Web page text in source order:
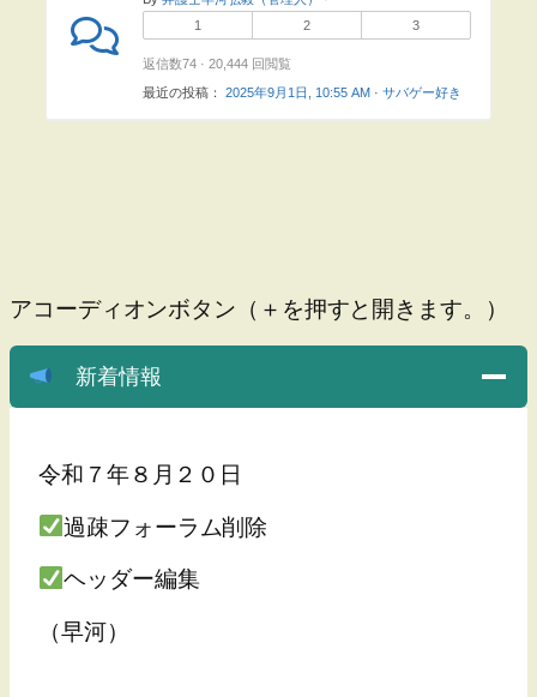
1
2 3
返信数74 · 20,444 回閲覧
最近の投稿： 2025年9月1日, 10:55 AM · サバゲー好き
アコーディオンボタン（＋を押すと開きます。）
新着情報
令和７年８月２０日
過疎フォーラム削除
ヘッダー編集
（早河）